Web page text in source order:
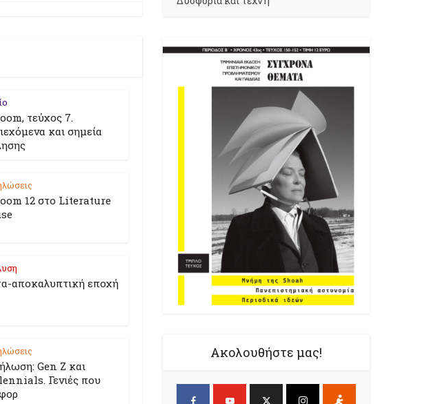
τεύχος 7.
και σημεία
12 στο Literature
αποκαλυπτική εποχή
Gen Z και
Γενιές που
Ακολουθήστε μας!